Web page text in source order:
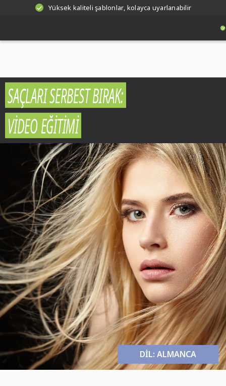
Yüksek kaliteli şablonlar, kolayca uyarlanabilir
SAÇLARI SERBEST BIRAK:
VIDEO EĞITIMI
DIL: ALMANCA